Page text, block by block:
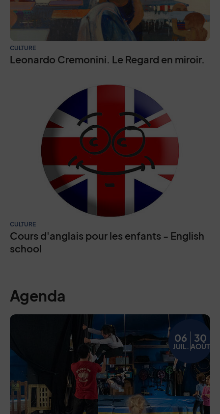
CULTURE
Leonardo Cremonini. Le Regard en miroir.
CULTURE
Cours d'anglais pour les enfants - English
school
Agenda
06
JUIL.
30
AOÛT